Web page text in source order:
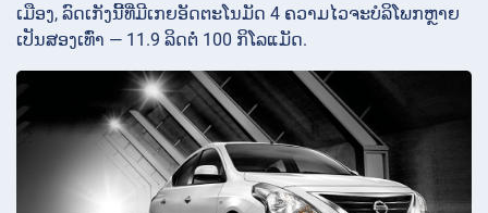
ເມືອງ​, ລົດ​ເກັງ​ນີ້​ທີ່​ມີ​ເກຍ​ອັດ​ຕະ​ໂນ​ມັດ 4 ຄວາມ​ໄວ​ຈະ​ບໍ​ລິ​ໂພກ​ຫຼາຍ​
ເປັນ​ສອງ​ເທົ່າ — 11.9 ລິດ​ຕໍ່ 100 ກິ​ໂລ​ແມັດ​.